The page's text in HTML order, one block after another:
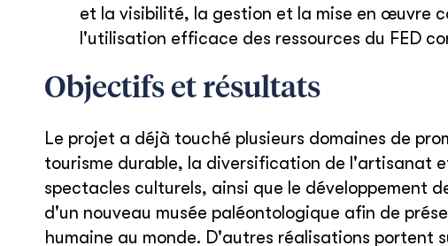
et la visibilité, la gestion et la mise en œuvre
l'utilisation efficace des ressources du FED
Objectifs et résultats
Le projet a déjà touché plusieurs domaines de
tourisme durable, la diversification de l'artisanat
spectacles culturels, ainsi que le développement
d'un nouveau musée paléontologique afin de
humaine au monde. D'autres réalisations portent